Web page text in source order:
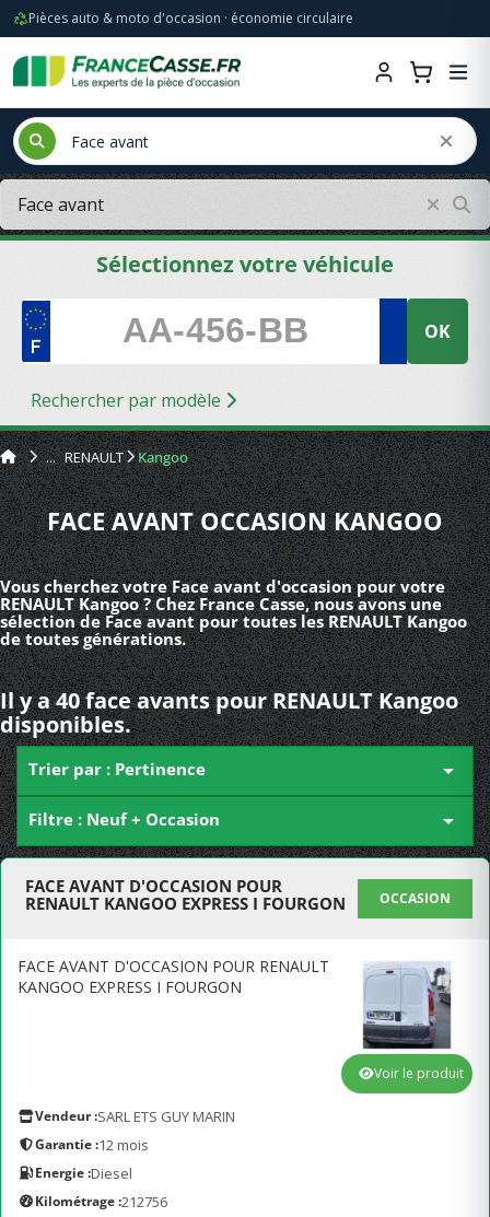
Pièces auto & moto d'occasion · économie circulaire
Sélectionnez votre véhicule
OK
Rechercher par modèle
RENAULT Kangoo
FACE AVANT OCCASION KANGOO
Vous cherchez votre Face avant d'occasion pour votre
RENAULT Kangoo ? Chez France Casse, nous avons une
sélection de Face avant pour toutes les RENAULT Kangoo
de toutes générations.
Il y a 40 face avants pour RENAULT Kangoo
disponibles.
Trier par : Pertinence 
Filtre : Neuf + Occasion 
FACE AVANT D'OCCASION POUR
RENAULT KANGOO EXPRESS I FOURGON
OCCASION
FACE AVANT D'OCCASION POUR RENAULT
KANGOO EXPRESS I FOURGON
Vendeur :SARL ETS GUY MARIN
Garantie :12 mois
Energie :Diesel
Kilométrage :212756
Voir le produit